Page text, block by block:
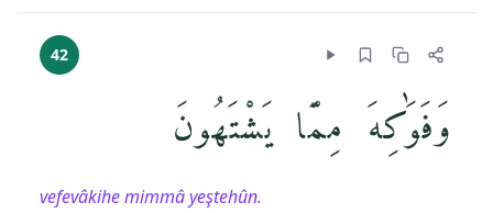
42
وَفَوَٰكِهَ مِمَّا يَشْتَهُونَ
vefevâkihe mimmâ yeştehûn.